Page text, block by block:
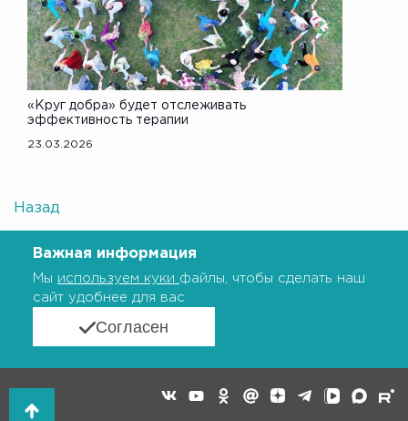
«Круг добра» будет отслеживать
эффективность терапии
23.03.2026
Назад
Важная информация
Мы используем куки файлы, чтобы сделать наш
сайт удобнее для вас
Согласен